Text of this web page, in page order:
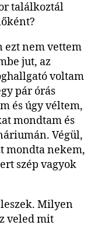
találkoztál
ezt nem vettem
jut, az
voltam
pár órás
és úgy véltem,
mondtam és
Végül,
mondta nekem,
szép vagyok
leszek. Milyen
veled mit